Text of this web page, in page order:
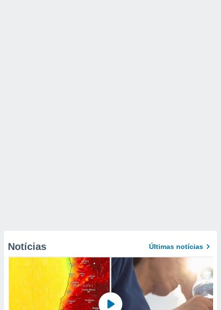
Notícias Últimas notícias